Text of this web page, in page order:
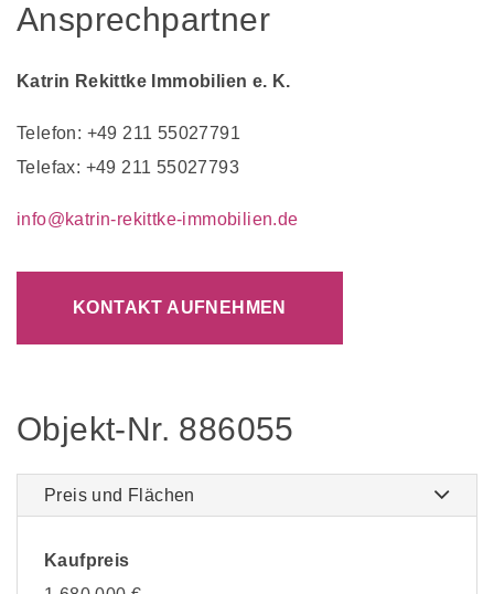
Ansprechpartner
Katrin Rekittke Immobilien e. K.
Telefon: +49 211 55027791
Telefax: +49 211 55027793
info@katrin-rekittke-immobilien.de
KONTAKT AUFNEHMEN
Objekt-Nr. 886055
Preis und Flächen
Kaufpreis